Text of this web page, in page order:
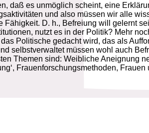
daß es unmöglich scheint, eine
und also müssen wir alle
D. h., Befreiung will gelernt
nutzt es in der Politik? Mehr
Politische gedacht wird, das als
selbstverwaltet müssen wohl auch
Themen sind: Weibliche Aneignung
Frauenforschungsmethoden,